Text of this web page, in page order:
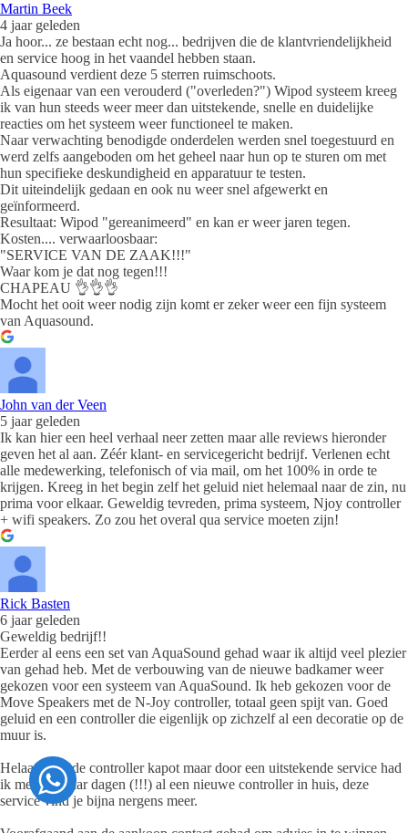
Martin Beek
4 jaar geleden
Ja hoor... ze bestaan echt nog... bedrijven die de klantvriendelijkheid
en service hoog in het vaandel hebben staan.
Aquasound verdient deze 5 sterren ruimschoots.
Als eigenaar van een verouderd ("overleden?") Wipod systeem kreeg
ik van hun steeds weer meer dan uitstekende, snelle en duidelijke
reacties om het systeem weer functioneel te maken.
Naar verwachting benodigde onderdelen werden snel toegestuurd en
werd zelfs aangeboden om het geheel naar hun op te sturen om met
hun specifieke deskundigheid en apparatuur te testen.
Dit uiteindelijk gedaan en ook nu weer snel afgewerkt en
geïnformeerd.
Resultaat: Wipod "gereanimeerd" en kan er weer jaren tegen.
Kosten.... verwaarloosbaar:
"SERVICE VAN DE ZAAK!!!"
Waar kom je dat nog tegen!!!
CHAPEAU 👌👌👌
Mocht het ooit weer nodig zijn komt er zeker weer een fijn systeem
van Aquasound.
John van der Veen
5 jaar geleden
Ik kan hier een heel verhaal neer zetten maar alle reviews hieronder
geven het al aan. Zéér klant- en servicegericht bedrijf. Verlenen echt
alle medewerking, telefonisch of via mail, om het 100% in orde te
krijgen. Kreeg in het begin zelf het geluid niet helemaal naar de zin, nu
prima voor elkaar. Geweldig tevreden, prima systeem, Njoy controller
+ wifi speakers. Zo zou het overal qua service moeten zijn!
Rick Basten
6 jaar geleden
Geweldig bedrijf!!
Eerder al eens een set van AquaSound gehad waar ik altijd veel plezier
van gehad heb. Met de verbouwing van de nieuwe badkamer weer
gekozen voor een systeem van AquaSound. Ik heb gekozen voor de
Move Speakers met de N-Joy controller, totaal geen spijt van. Goed
geluid en een controller die eigenlijk op zichzelf al een decoratie op de
muur is.
Helaas ging de controller kapot maar door een uitstekende service had
ik met een paar dagen (!!!) al een nieuwe controller in huis, deze
service vind je bijna nergens meer.